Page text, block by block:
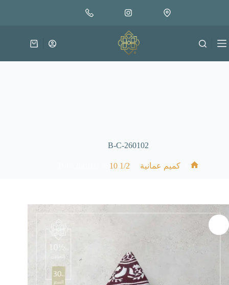
متوفر في المخزون
إضافة إلى السلة
عربة
B-C-260102
كميم عمانية 1/2 10